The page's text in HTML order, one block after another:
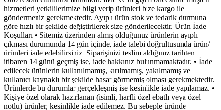
hizmetleri yetkililerimize bilgi verip ürünleri bize kargo ile
göndermeniz gerekmektedir. Ayıplı ürün stok ve tedarik durmuna
göre hızlı bir şekilde değiştirilerek size gönderilecektir. Ürün İade
Koşulları • Sitemiz üzerinden almış olduğunuz ürünlerin ayıplı
çıkması durumunda 14 gün içinde, iade talebi doğrultusunda ürün/
ürünleri iade edebilirsiniz. Siparişinizi teslim aldığınız tarihten
itibaren 14 günü geçmiş ise, iade hakkınız bulunmamaktadır. • İade
edilecek ürünlerin kullanılmamış, kırılmamış, yakılmamış ve
kullanıcı kaynaklı bir şekilde hasar görmemiş olması gerekmektedir.
Ürünlerde bu durumlar gerçekleşmiş ise kesinlikle iade yapılamaz. •
Kişiye özel olarak hazırlanan (isimli, harfli özel ebatlı veya özel
notlu) ürünler, kesinlikle iade edilemez. Bu sebeple üründe